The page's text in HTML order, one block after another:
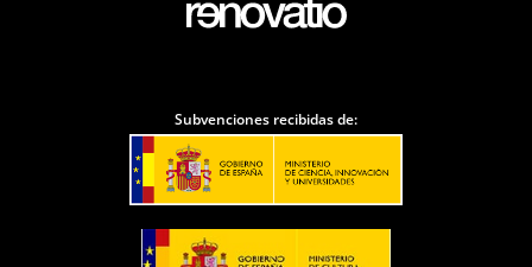
Subvenciones recibidas de: